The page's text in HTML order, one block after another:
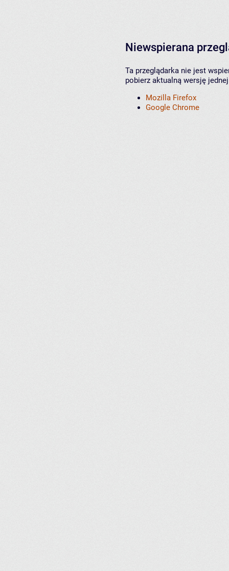
Niewspierana
Ta przeglądarka nie jest
pobierz aktualną wersję
Mozilla Firefox
Google Chrome